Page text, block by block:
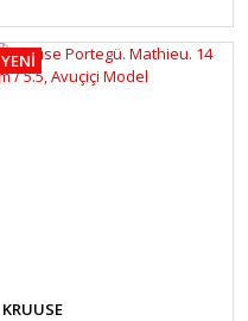
YENİ
KRUUSE